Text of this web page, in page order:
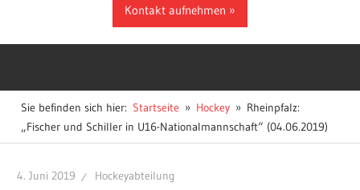
Kontakt aufnehmen
Sie befinden sich hier: Startseite Hockey
Rheinpfalz:
„Fischer und Schiller in U16-Nationalmannschaft“ (04.06.2019)
4. Juni 2019 Hockeyabteilung